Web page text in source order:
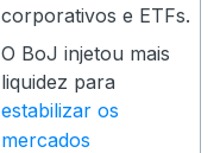
corporativos e ETFs.
O BoJ injetou mais
liquidez para
estabilizar os
mercados